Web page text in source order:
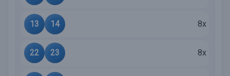
13 14 8x
22 23 8x